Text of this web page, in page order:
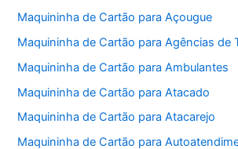
Maquininha de Cartão para Açougue
Maquininha de Cartão para Agências de
Maquininha de Cartão para Ambulantes
Maquininha de Cartão para Atacado
Maquininha de Cartão para Atacarejo
Maquininha de Cartão para